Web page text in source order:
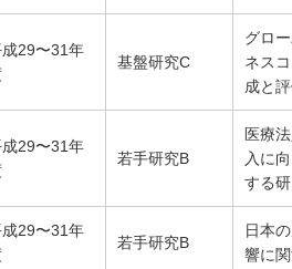
29〜31年
基盤研究C
グロ
ネス
成と
29〜31年
若手研究B
医療
入に
する
29〜31年
若手研究B
日本
響に